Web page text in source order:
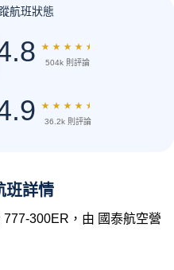
航班狀態
★ ★ ★ ★ ★
504k 則評論
★ ★ ★ ★ ★
36.2k 則評論
班詳情
300ER，由 國泰航空營